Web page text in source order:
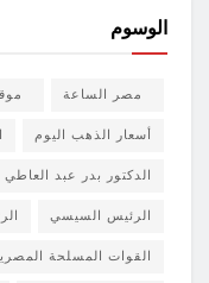
الوسوم
مصر الساعة
أسعار الذهب اليوم
الدكتور بدر عبد العاطي
الرئيس السيسي
القوات المسلحة